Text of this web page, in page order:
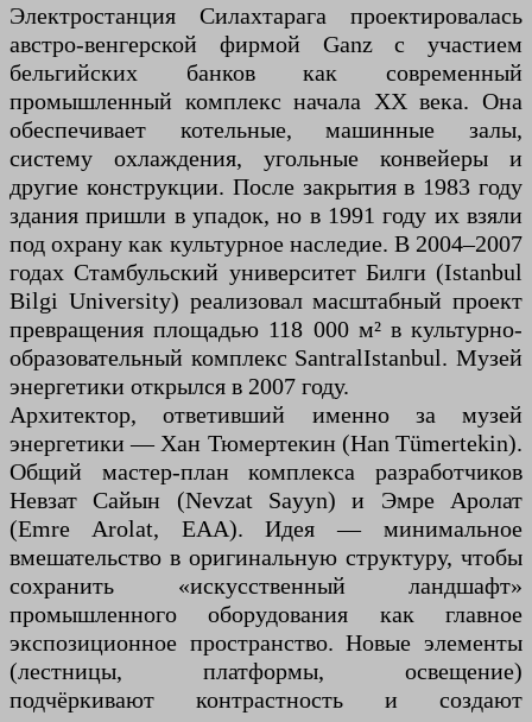
Электростанция Силахтарага проектировалась
австро-венгерской фирмой Ganz с участием
бельгийских банков как современный
промышленный комплекс начала XX века. Она
обеспечивает котельные, машинные залы,
систему охлаждения, угольные конвейеры и
другие конструкции. После закрытия в 1983 году
здания пришли в упадок, но в 1991 году их взяли
под охрану как культурное наследие. В 2004–2007
годах Стамбульский университет Билги (Istanbul
Bilgi University) реализовал масштабный проект
превращения площадью 118 000 м² в культурно-
образовательный комплекс SantralIstanbul. Музей
энергетики открылся в 2007 году.
Архитектор, ответивший именно за музей
энергетики — Хан Тюмертекин (Han Tümertekin).
Общий мастер-план комплекса разработчиков
Невзат Сайын (Nevzat Sayyn) и Эмре Аролат
(Emre Arolat, EAA). Идея — минимальное
вмешательство в оригинальную структуру, чтобы
сохранить «искусственный ландшафт»
промышленного оборудования как главное
экспозиционное пространство. Новые элементы
(лестницы, платформы, освещение)
подчёркивают контрастность и создают